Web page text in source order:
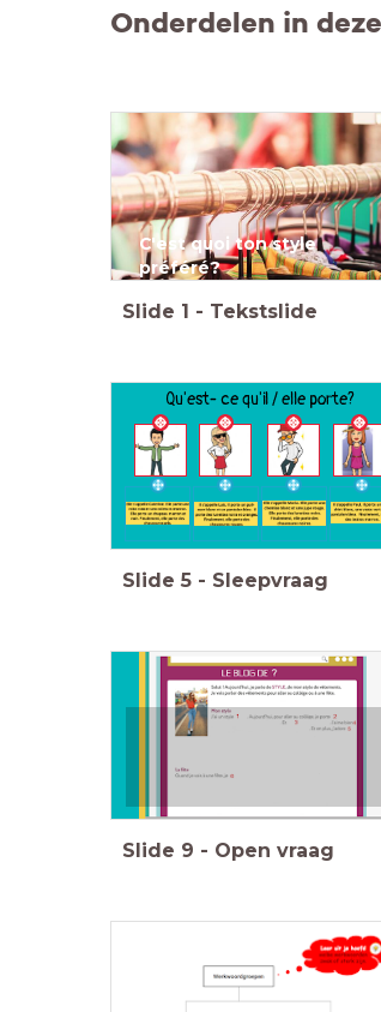
Onderdelen in
C'est quoi ton style
préféré?
Slide 1 - Tekstslide
Qu'est- ce qu'il / elle porte?
Slide 5 - Sleepvraag
Slide 9 - Open vraag